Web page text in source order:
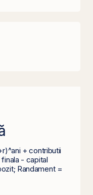
+ contributii
- capital
Randament =